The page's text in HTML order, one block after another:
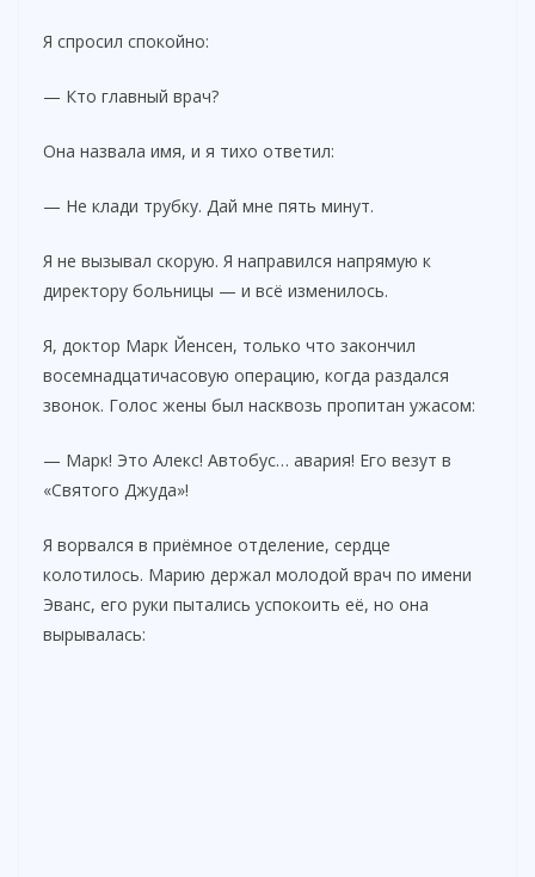
Я спросил спокойно:
— Кто главный врач?
Она назвала имя, и я тихо ответил:
— Не клади трубку. Дай мне пять минут.
Я не вызывал скорую. Я направился напрямую к
директору больницы — и всё изменилось.
Я, доктор Марк Йенсен, только что закончил
восемнадцатичасовую операцию, когда раздался
звонок. Голос жены был насквозь пропитан ужасом:
— Марк! Это Алекс! Автобус… авария! Его везут в
«Святого Джуда»!
Я ворвался в приёмное отделение, сердце
колотилось. Марию держал молодой врач по имени
Эванс, его руки пытались успокоить её, но она
вырывалась: